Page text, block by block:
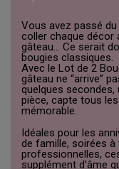
Vous avez passé
coller chaque décor
gâteau… Ce serait
bougies classiques.
Avec le Lot de 2
gâteau ne “arrive”
quelques secondes,
pièce, capte tous
mémorable.
Idéales pour les
de famille, soirées
professionnelles,
supplément d’âme